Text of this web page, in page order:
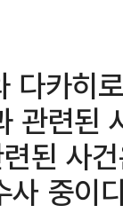
다카히
관련
된 사
사 중이